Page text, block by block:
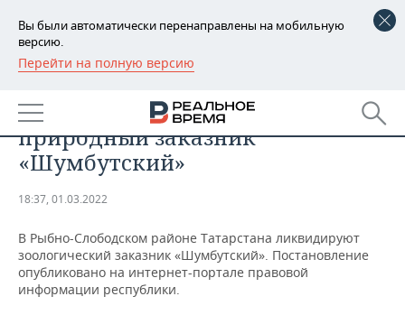
Вы были автоматически перенаправлены на мобильную
версию.
Перейти на полную версию
РЕГИОНЫ
БАШКОРТОСТАН
ТАТАРСТАН
НОВОСТИ
АНАЛИТИКА
ДЕКЛАРАЦИИ О ДОХОДАХ
КОРОЛИ ГОСЗАКАЗА ПФО
НОВОСТИ ЭКОНОМИКИ
ФИНАНСЫ
ПРОМЫШЛЕННОСТЬ
НОВОСТИ
ПРОМЫШЛЕННОСТИ
НЕДВИЖИМОСТЬ
В Татарстане ликвидируют
природный заказник
«Шумбутский»
18:37, 01.03.2022
В Рыбно-Слободском районе Татарстана ликвидируют
зоологический заказник «Шумбутский». Постановление
опубликовано на интернет-портале правовой
информации республики.